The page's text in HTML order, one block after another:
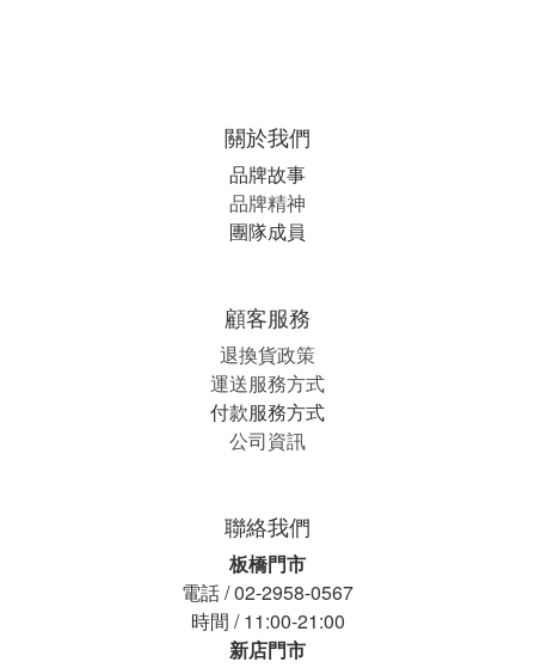
關於我們
品牌故事
品牌精神
團隊成員
顧客服務
退換貨政策
運送服務方式
付款服務方式
公司資訊
聯絡我們
板橋門市
電話 / 02-2958-0567
時間 / 11:00-21:00
新店門市